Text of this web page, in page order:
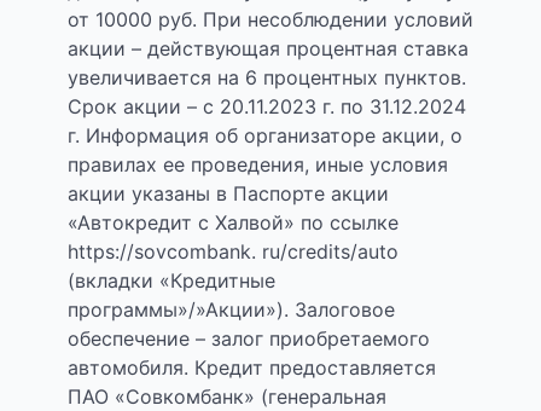
от 10000 руб. При несоблюдении условий
акции – действующая процентная ставка
увеличивается на 6 процентных пунктов.
Срок акции – с 20.11.2023 г. по 31.12.2024
г. Информация об организаторе акции, о
правилах ее проведения, иные условия
акции указаны в Паспорте акции
«Автокредит с Халвой» по ссылке
https://sovcombank. ru/credits/auto
(вкладки «Кредитные
программы»/»Акции»). Залоговое
обеспечение – залог приобретаемого
автомобиля. Кредит предоставляется
ПАО «Совкомбанк» (генеральная